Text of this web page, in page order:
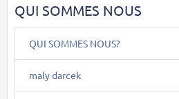
QUI SOMMES NOUS
QUI SOMMES NOUS?
maly darcek